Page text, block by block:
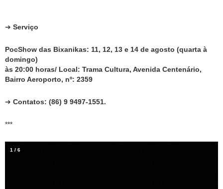
➔ Serviço
PocShow das Bixanikas: 11, 12, 13 e 14 de agosto (quarta à
domingo)
às 20:00 horas/ Local: Trama Cultura, Avenida Centenário,
Bairro Aeroporto, nº: 2359
➔ Contatos: (86) 9 9497-1551.
***
1 / 6